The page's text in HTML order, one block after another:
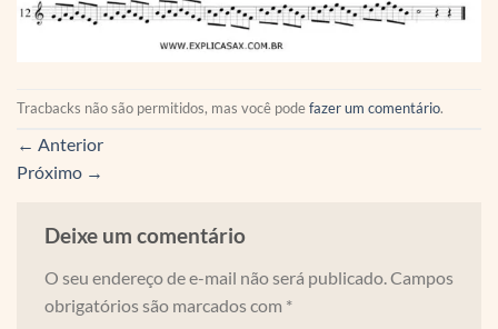
Tracbacks não são permitidos, mas você podefazer um comentário.
← Anterior
Próximo →
Deixe um comentário
O seu endereço de e-mail não será publicado. Campos
obrigatórios são marcados com *